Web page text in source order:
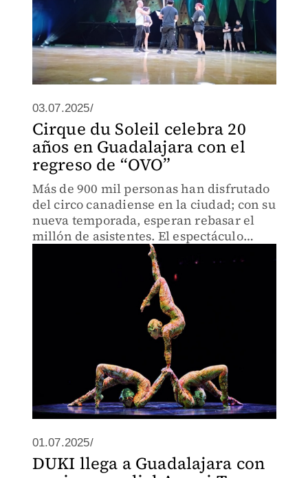
03.07.2025/
Cirque du Soleil celebra 20
años en Guadalajara con el
regreso de “OVO”
Más de 900 mil personas han disfrutado
del circo canadiense en la ciudad; con su
nueva temporada, esperan rebasar el
millón de asistentes. El espectáculo
llegará a la Arena VFG del 5 al 9 de
01.07.2025/
DUKI llega a Guadalajara con